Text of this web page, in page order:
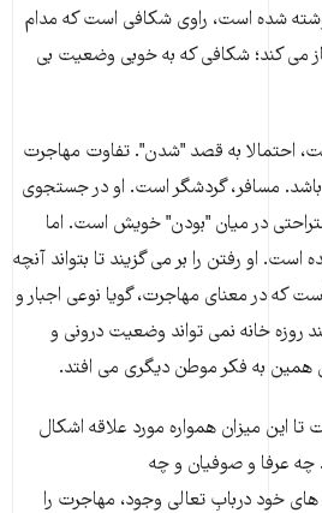
نوشته شده است، راوى شکافى است که مدام
مى کند؛ شکافى که به خوبى وضعیت بى
احتمالا به قصد "شدن". تفاوت مهاجرت
مسافر، گردشگر است. او در جستجوى
در میان "بودن" خویش است. اما
او رفتن را بر مى گزیند تا بتواند آنچه
که در معناى مهاجرت، گویا نوعى اجبار و
خانه نمى تواند وضعیت درونى و
همین به فکر موطن دیگرى مى افتد.
این میزان همواره مورد علاقه اشکال
عرفا و صوفیان و چه
خود دربابِ تعالى وجود، مهاجرت را